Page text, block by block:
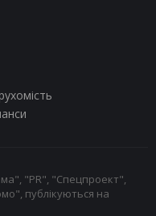
"PR", "Спецпроект",
публікуються на